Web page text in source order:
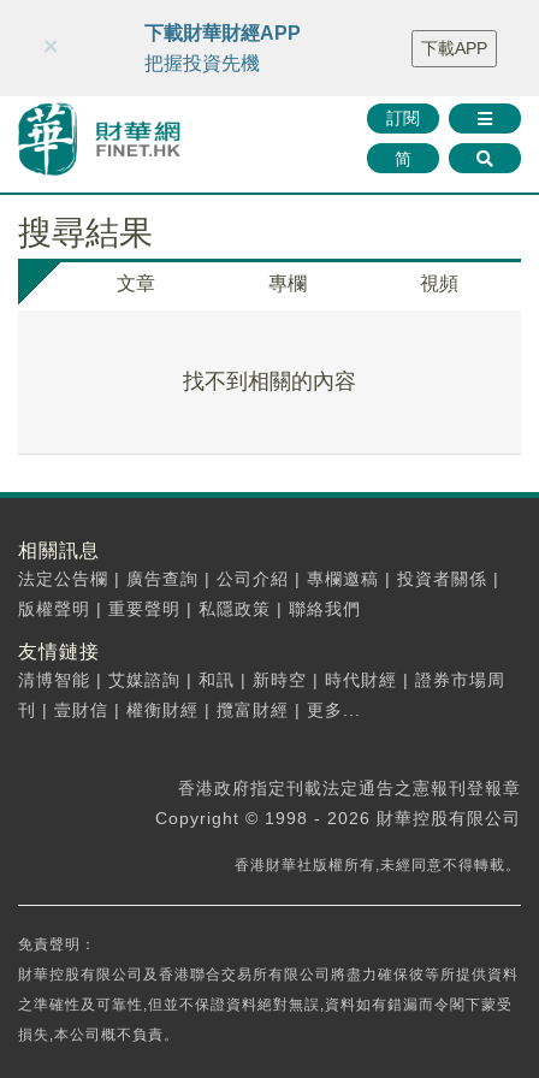
財華智庫網 FINTV FINMETA 財華證券 媒體矩陣
智庫沙龍
聯絡我們
訂閱
简
×
下載財華財經APP
把握投資先機
下載APP
搜尋結果
文章 專欄 視頻
找不到相關的內容
相關訊息
法定公告欄 | 廣告查詢 | 公司介紹 | 專欄邀稿 | 投資者關係 |
版權聲明 | 重要聲明 | 私隱政策 | 聯絡我們
友情鏈接
清博智能 | 艾媒諮詢 | 和訊 | 新時空 | 時代財經 | 證券市場周
刊
| 壹財信 | 權衡財經 | 攬富財經 | 更多...
香港政府指定刊載法定通告之憲報刊登報章
Copyright © 1998 - 2026 財華控股有限公司
香港財華社版權所有,未經同意不得轉載。
免責聲明：
財華控股有限公司及香港聯合交易所有限公司將盡力確保彼等所提供資料
之準確性及可靠性,但並不保證資料絕對無誤,資料如有錯漏而令閣下蒙受
損失,本公司概不負責。